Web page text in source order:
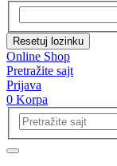
Resetuj lozinku
Online Shop
Pretražite sajt
Prijava
0 Korpa